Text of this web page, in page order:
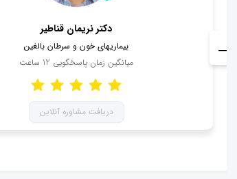
دکتر نریمان قناطیر
بیماریهای خون و سرطان بالغین
میانگین زمان پاسخگویی 12 ساعت
دریافت مشاوره آنلاین